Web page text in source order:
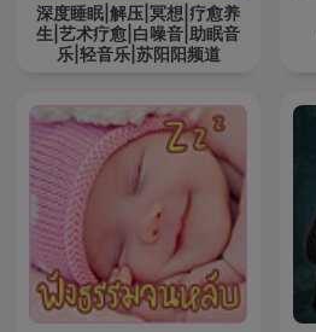
深度睡眠|解压|冥想|疗愈养
生|艺术疗愈|白噪音|助眠音
乐|轻音乐|苏阳阳频道